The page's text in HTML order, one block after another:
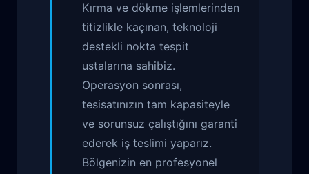
Kırma ve dökme işlemlerinden
titizlikle kaçınan, teknoloji
destekli nokta tespit
ustalarına sahibiz.
Operasyon sonrası,
tesisatınızın tam kapasiteyle
ve sorunsuz çalıştığını garanti
ederek iş teslimi yaparız.
Bölgenizin en profesyonel